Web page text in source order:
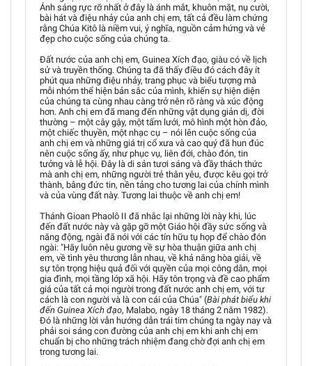
Ánh sáng rực rỡ nhất ở đây là ánh mắt, khuôn mặt, nụ cười,
bài hát và điệu nhảy của anh chị em, tất cả đều làm chứng
rằng Chúa Kitô là niềm vui, ý nghĩa, nguồn cảm hứng và vẻ
đẹp cho cuộc sống của chúng ta.
Đất nước của anh chị em, Guinea Xích đạo, giàu có về lịch
sử và truyền thống. Chúng ta đã thấy điều đó cách đây ít
phút qua những điệu nhảy, trang phục và biểu tượng mà
mỗi nhóm thể hiện bản sắc của mình, khiến sự hiện diện
của chúng ta cùng nhau càng trở nên rõ ràng và xúc động
hơn. Anh chị em đã mang đến những vật dụng giản dị, đời
thường – một cây gậy, một tấm lưới, mô hình một hòn đảo,
một chiếc thuyền, một nhạc cụ – nói lên cuộc sống của
anh chị em và những giá trị cổ xưa và cao quý đã hun đúc
nên cuộc sống ấy, như phục vụ, liên đới, chào đón, tin
tưởng và lễ hội. Đây là di sản tươi sáng và đầy thách thức
mà anh chị em, những người trẻ thân yêu, được kêu gọi trở
thành, bằng đức tin, nền tảng cho tương lai của chính mình
và của vùng đất này. Tương lai thuộc về anh chị em!
Thánh Gioan Phaolô II đã nhắc lại những lời này khi, lúc
đến đất nước này và gặp gỡ một Giáo hội đầy sức sống và
năng động, ngài đã nói với các tín hữu tụ họp để chào đón
ngài: "Hãy luôn nêu gương về sự hòa thuận giữa anh chị
em, về tình yêu thương lẫn nhau, về khả năng hòa giải, về
sự tôn trọng hiệu quả đối với quyền của mọi công dân, mọi
gia đình, mọi tầng lớp xã hội. Hãy tôn trọng và đề cao phẩm
giá của tất cả mọi người trong đất nước anh chị em, với tư
cách là con người và là con cái của Chúa" (Bài phát biểu khi
đến Guinea Xích đạo, Malabo, ngày 18 tháng 2 năm 1982).
Đó là những lời vẫn hướng dẫn trái tim chúng ta ngày nay và
phải soi sáng con đường của anh chị em khi anh chị em
chuẩn bị cho những trách nhiệm đang chờ đợi anh chị em
trong tương lai.